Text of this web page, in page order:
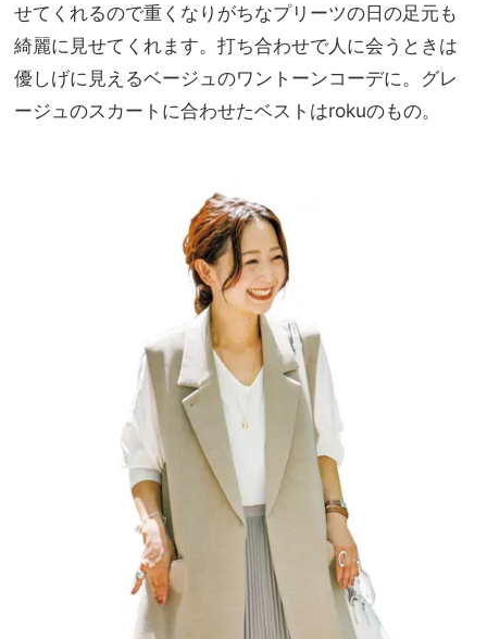
せてくれるので重くなりがちなプリーツの日の足元も
綺麗に見せてくれます。打ち合わせで人に会うときは
優しげに見えるベージュのワントーンコーデに。グレ
ージュのスカートに合わせたベストはrokuのもの。